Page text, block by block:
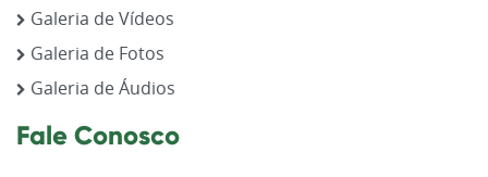
Galeria de Vídeos
Galeria de Fotos
Galeria de Áudios
Fale Conosco